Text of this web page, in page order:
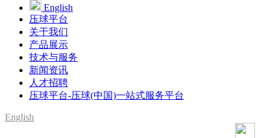
English
压球平台
关于我们
产品展示
技术与服务
新闻资讯
人才招聘
压球平台-压球(中国)一站式服务平台
English